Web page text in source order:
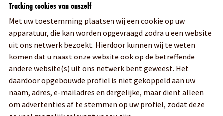
Tracking cookies van onszelf
Met uw toestemming plaatsen wij een cookie op uw
apparatuur, die kan worden opgevraagd zodra u een website
uit ons netwerk bezoekt. Hierdoor kunnen wij te weten
komen dat u naast onze website ook op de betreffende
andere website(s) uit ons netwerk bent geweest. Het
daardoor opgebouwde profiel is niet gekoppeld aan uw
naam, adres, e-mailadres en dergelijke, maar dient alleen
om advertenties af te stemmen op uw profiel, zodat deze